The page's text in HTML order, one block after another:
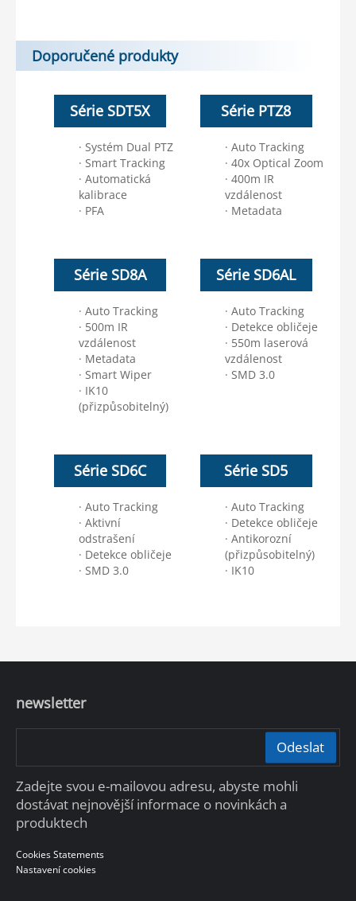
Doporučené produkty
Série SDT5X
· Systém Dual PTZ
· Smart Tracking
· Automatická
kalibrace
· PFA
Série PTZ8
· Auto Tracking
· 40x Optical Zoom
· 400m IR
vzdálenost
· Metadata
Série SD8A
· Auto Tracking
· 500m IR
vzdálenost
· Metadata
· Smart Wiper
· IK10
(přizpůsobitelný)
Série SD6AL
· Auto Tracking
· Detekce obličeje
· 550m laserová
vzdálenost
· SMD 3.0
Série SD6C
· Auto Tracking
· Aktivní
odstrašení
· Detekce obličeje
· SMD 3.0
Série SD5
· Auto Tracking
· Detekce obličeje
· Antikorozní
(přizpůsobitelný)
· IK10
newsletter
Odeslat
Zadejte svou e-mailovou adresu, abyste mohli
dostávat nejnovější informace o novinkách a
produktech
Cookies Statements
Nastavení cookies